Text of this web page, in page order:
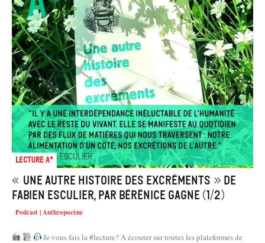
Lecture A°
« Une autre histoire des excréments » de
Fabien Esculier, par Bérénice Gagne (1/2)
Podcast | Anthropocène
Je vous fais la #lecture? A écouter sur toutes les plateformes de